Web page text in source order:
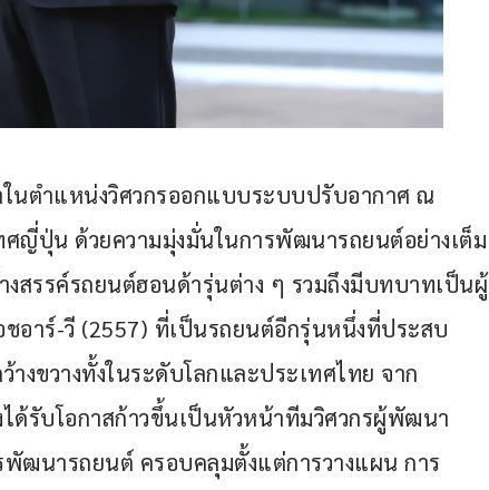
นตำแหน่งวิศวกรออกแบบระบบปรับอากาศ ณ
ญี่ปุ่น ด้วยความมุ่งมั่นในการพัฒนารถยนต์อย่างเต็ม
สรรค์รถยนต์ฮอนด้ารุ่นต่าง ๆ รวมถึงมีบทบาทเป็นผู้
อาร์-วี (2557) ที่เป็นรถยนต์อีกรุ่นหนึ่งที่ประสบ
างขวางทั้งในระดับโลกและประเทศไทย จาก
ด้รับโอกาสก้าวขึ้นเป็นหัวหน้าทีมวิศวกรผู้พัฒนา
ฒนารถยนต์ ครอบคลุมตั้งแต่การวางแผน การ